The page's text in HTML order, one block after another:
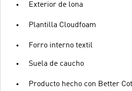
Exterior de lona
Plantilla Cloudfoam
Forro interno textil
Suela de caucho
Producto hecho con Better